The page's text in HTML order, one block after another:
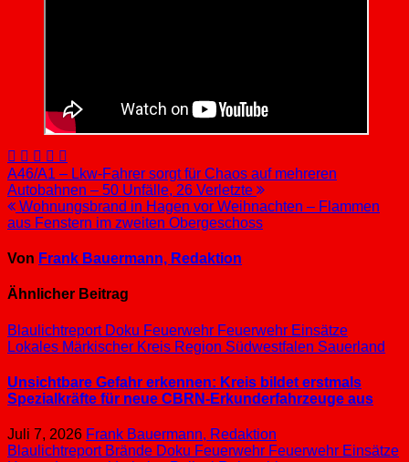
Beitragsnavigation
A46/A1 – Lkw-Fahrer sorgt für Chaos auf mehreren
Autobahnen – 50 Unfälle, 26 Verletzte
Wohnungsbrand in Hagen vor Weihnachten – Flammen
aus Fenstern im zweiten Obergeschoss
Von Frank Bauermann, Redaktion
Ähnlicher Beitrag
Blaulichtreport Doku Feuerwehr Feuerwehr Einsätze
Lokales Märkischer Kreis Region Südwestfalen Sauerland
Unsichtbare Gefahr erkennen: Kreis bildet erstmals
Spezialkräfte für neue CBRN-Erkunderfahrzeuge aus
Juli 7, 2026 Frank Bauermann, Redaktion
Blaulichtreport Brände Doku Feuerwehr Feuerwehr Einsätze